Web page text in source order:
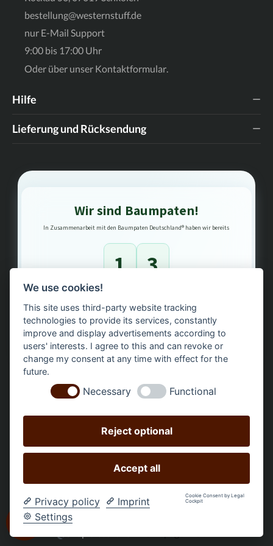
bestellung@westernstuff.de
nur E-Mail Support
9:00 bis 17:00 Uhr
Oder über unser Kontaktformular
Hilfe
Lieferung und Rücksendung
Wir sind Baumpaten!
In Zusammenarbeit mit den Baumpaten Deutschland® haben wir bereits
1 3
Alle Preise inkl. gesetzl. Mehrwertsteuer zzgl.
und ggf. Nachnahmegebühren, wenn nicht
anders angegeben.
We use cookies!
This site uses third-party website tracking
technologies to provide its services, constantly
improve and display advertisements according to
users' interests. I agree to this and can revoke or
change my consent at any time with effect for the
future.
Necessary Functional
Reject optional
Accept all
Privacy policy
Imprint
Settings
Cookie Consent by Legal
Cockpit